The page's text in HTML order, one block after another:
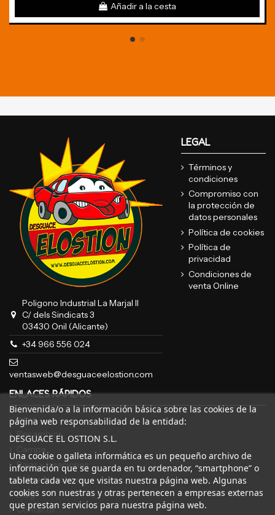
Añadir a la cesta
Poligono Industrial La Marjal II
C/ dels Sindicats 3
03430 Onil (Alicante)
+34 966 556 024
ventasweb@desguaceelostion.com
LEGAL
Términos y
condiciones
Compromiso con
la protección de
datos personales
Política de cookies
Política de
privacidad
Condiciones de
venta Online
ENLACES RÁPIDOS
Inicio
Recambios
Bajas y tasaciones
Sobre Nosotros
Blog
Contacto
Bienvenida/o a la información básica sobre las cookies de la
página web responsabilidad de la entidad:
DESGUACE EL OSTION S.L.
Una cookie o galleta informática es un pequeño archivo de
información que se guarda en tu ordenador, “smartphone” o
tableta cada vez que visitas nuestra página web. Algunas
cookies son nuestras y otras pertenecen a empresas externas
que prestan servicios para nuestra página web.